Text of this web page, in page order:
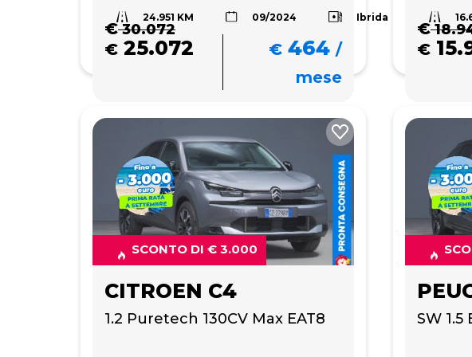
24.951 KM 09/2024 Ibrida
€30.072
€ 25.072 € 464 /
mese
€
€
SCONTO DI € 3.000
CITROEN C4
1.2 Puretech 130CV Max EAT8 SW 1.5